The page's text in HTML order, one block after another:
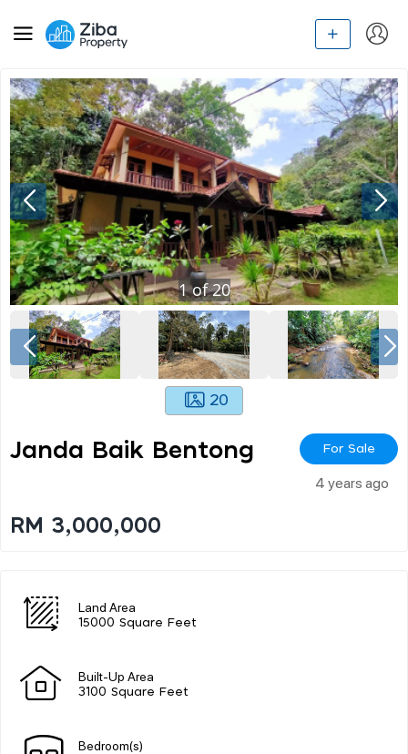
1of20
20
Janda Baik Bentong For Sale
4 years ago
RM 3,000,000
Land Area
15000 Square Feet
Built-Up Area
3100 Square Feet
Bedroom(s)